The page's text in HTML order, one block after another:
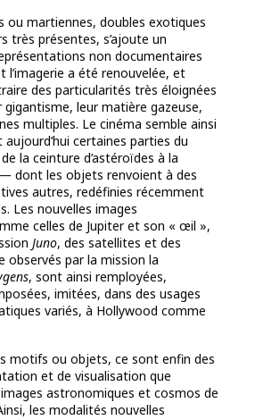
ou martiennes, doubles exotiques
très présentes, s’ajoute un
non documentaires
l’imagerie a été renouvelée, et
des particularités très éloignées
gigantisme, leur matière gazeuse,
multiples. Le cinéma semble ainsi
certaines parties du
la ceinture d’astéroïdes à la
dont les objets renvoient à des
autres, redéfinies récemment
Les nouvelles images
celles de Jupiter et son « œil »,
Juno, des satellites et des
observés par la mission la
, sont ainsi remployées,
imitées, dans des usages
variés, à Hollywood comme
motifs ou objets, ce sont enfin des
et de visualisation que
astronomiques et cosmos de
les modalités nouvelles